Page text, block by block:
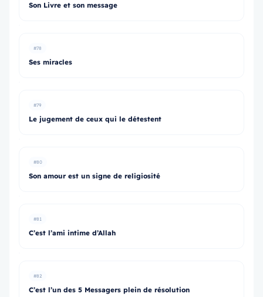
Son Livre et son message
#78
Ses miracles
#79
Le jugement de ceux qui le détestent
#80
Son amour est un signe de religiosité
#81
C’est l’ami intime d’Allah
#82
C’est l’un des 5 Messagers plein de résolution